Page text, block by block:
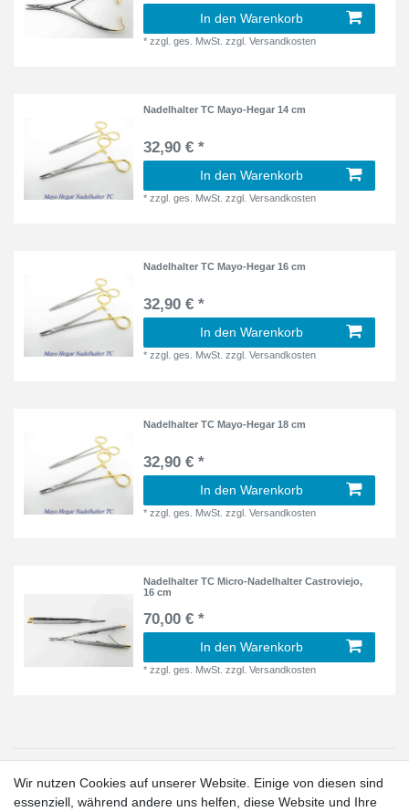
In den Warenkorb
*zzgl. ges. MwSt. zzgl.Versandkosten
Nadelhalter TC Mayo-Hegar 14 cm
32,90 € *
In den Warenkorb
*zzgl. ges. MwSt. zzgl.Versandkosten
Nadelhalter TC Mayo-Hegar 16 cm
32,90 € *
In den Warenkorb
*zzgl. ges. MwSt. zzgl.Versandkosten
Nadelhalter TC Mayo-Hegar 18 cm
32,90 € *
In den Warenkorb
*zzgl. ges. MwSt. zzgl.Versandkosten
Nadelhalter TC Micro-Nadelhalter Castroviejo,
16 cm
70,00 € *
In den Warenkorb
*zzgl. ges. MwSt. zzgl.Versandkosten
1Gilt für Lieferungen in folgendes Land: Deutschland.
Lieferzeiten für andere Länder und Informationen zur
Wir nutzen Cookies auf unserer Website. Einige von diesen sind
essenziell, während andere uns helfen, diese Website und Ihre